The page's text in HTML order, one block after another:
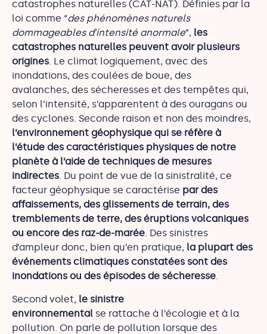
catastrophes naturelles (CAT-NAT). Définies par la
loi comme “des phénomènes naturels
dommageables d’intensité anormale”, les
catastrophes naturelles peuvent avoir plusieurs
origines. Le climat logiquement, avec des
inondations, des coulées de boue, des
avalanches, des sécheresses et des tempêtes qui,
selon l’intensité, s’apparentent à des ouragans ou
des cyclones. Seconde raison et non des moindres,
l’environnement géophysique qui se réfère à
l’étude des caractéristiques physiques de notre
planète à l’aide de techniques de mesures
indirectes. Du point de vue de la sinistralité, ce
facteur géophysique se caractérise par des
affaissements, des glissements de terrain, des
tremblements de terre, des éruptions volcaniques
ou encore des raz-de-marée. Des sinistres
d’ampleur donc, bien qu’en pratique, la plupart des
événements climatiques constatées sont des
inondations ou des épisodes de sécheresse.
Second volet, le sinistre
environnemental se rattache à l’écologie et à la
pollution. On parle de pollution lorsque des